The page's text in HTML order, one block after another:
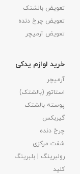
تعویض بالشتک​
تعویض چرخ دنده
تعویض آرمیچر
خرید لوازم یدکی
آرمیچر
استاتور (بالشتک)
پوسته بالشتک
گیربکس
چرخ دنده
شفت مرکزی
رولبرینگ | بلبرینگ
کلید